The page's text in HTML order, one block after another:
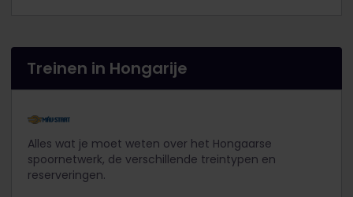
Treinen in Hongarije
Alles wat je moet weten over het Hongaarse
spoornetwerk, de verschillende treintypen en
reserveringen.